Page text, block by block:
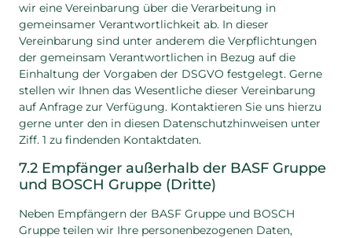
wir eine Vereinbarung über die Verarbeitung in
gemeinsamer Verantwortlichkeit ab. In dieser
Vereinbarung sind unter anderem die Verpflichtungen
der gemeinsam Verantwortlichen in Bezug auf die
Einhaltung der Vorgaben der DSGVO festgelegt. Gerne
stellen wir Ihnen das Wesentliche dieser Vereinbarung
auf Anfrage zur Verfügung. Kontaktieren Sie uns hierzu
gerne unter den in diesen Datenschutzhinweisen unter
Ziff. 1 zu findenden Kontaktdaten.
7.2 Empfänger außerhalb der BASF Gruppe
und BOSCH Gruppe (Dritte)
Neben Empfängern der BASF Gruppe und BOSCH
Gruppe teilen wir Ihre personenbezogenen Daten,